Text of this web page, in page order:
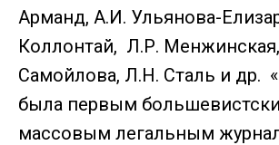
Арманд, А.И. Ульянова-
Коллонтай, Л.Р.
Самойлова, Л.Н. Сталь и др.
была первым
массовым легальным